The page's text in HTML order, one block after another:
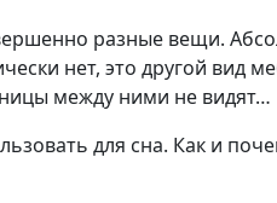
разные вещи.
нет, это другой вид
между ними не видят…
для сна. Как и